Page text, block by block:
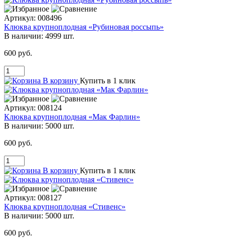
Артикул: 008496
Клюква крупноплодная «Рубиновая россыпь»
В наличии: 4999 шт.
600 руб.
В корзину Купить в 1 клик
Артикул: 008124
Клюква крупноплодная «Мак Фарлин»
В наличии: 5000 шт.
600 руб.
В корзину Купить в 1 клик
Артикул: 008127
Клюква крупноплодная «Стивенс»
В наличии: 5000 шт.
600 руб.